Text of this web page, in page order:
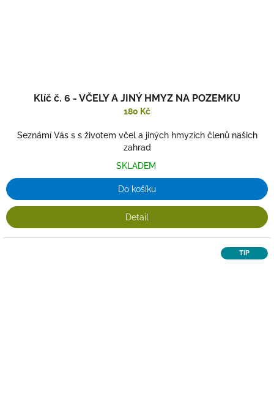
Klíč č. 6 - VČELY A JINÝ HMYZ NA POZEMKU
180 Kč
Seznámí Vás s s životem včel a jiných hmyzích členů našich
zahrad
SKLADEM
Do košíku
Detail
TIP